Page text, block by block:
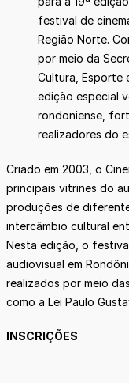
festival de
Região Norte.
por meio da
Cultura, Esporte
edição especial
rondoniense,
realizadores do
Criado em 2003, o
principais vitrines do
produções de
intercâmbio cultural
Nesta edição, o
audiovisual em
realizados por meio
como a Lei Paulo
INSCRIÇÕES